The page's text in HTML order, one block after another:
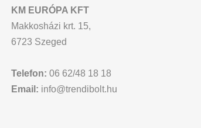
KM EURÓPA KFT
Makkosházi krt. 15,
6723 Szeged
Telefon: 06 62/48 18 18
Email: info@trendibolt.hu